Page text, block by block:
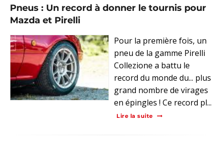
Pneus : Un record à donner le tournis pour
Mazda et Pirelli
Pour la première fois, un
pneu de la gamme Pirelli
Collezione a battu le
record du monde du... plus
grand nombre de virages
en épingles ! Ce record pl...
Lire la suite